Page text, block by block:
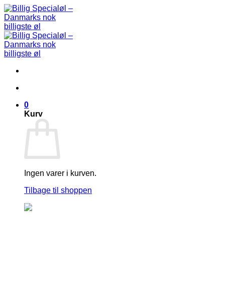
Fortsæt
til
indhold
0
Kurv
Ingen varer i kurven.
Tilbage til shoppen